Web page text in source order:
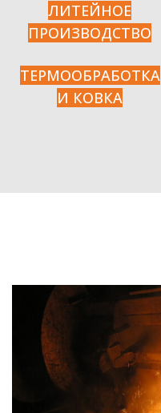
ЛИТЕЙНОЕ
ПРОИЗВОДСТВО
ТЕРМООБРАБОТКА
И КОВКА